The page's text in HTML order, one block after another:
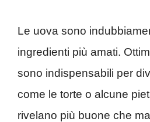
Le uova sono
ingredienti più amati.
sono indispensabili per
come le torte o alcune
rivelano più buone che